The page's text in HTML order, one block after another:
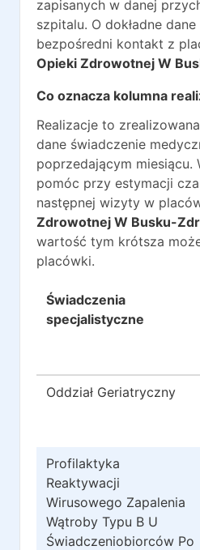
zapisanych w danej
szpitalu. O dokładne
bezpośredni kontakt z
Opieki Zdrowotnej W
Co oznacza kolumna
Realizacje to
dane świadczenie
poprzedającym miesiącu.
pomóc przy estymacji
następnej wizyty w
Zdrowotnej W Busku-
wartość tym krótsza
placówki.
Świadczenia
specjalistyczne
Oddział Geriatryczny
Profilaktyka
Reaktywacji
Wirusowego Zapalenia
Wątroby Typu B U
Świadczeniobiorców Po